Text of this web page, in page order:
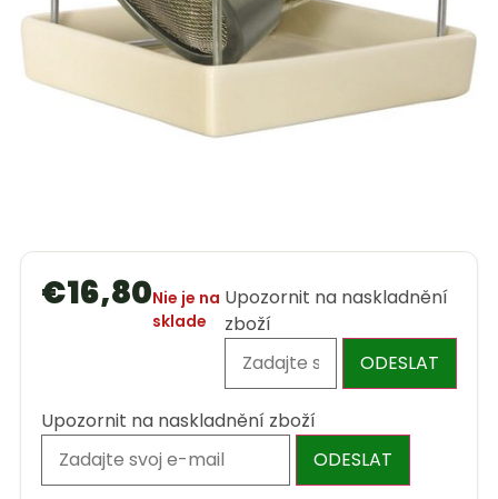
€16,80Nie je na
sklade
Upozornit na naskladnění
zboží
ODESLAT
Upozornit na naskladnění zboží
ODESLAT